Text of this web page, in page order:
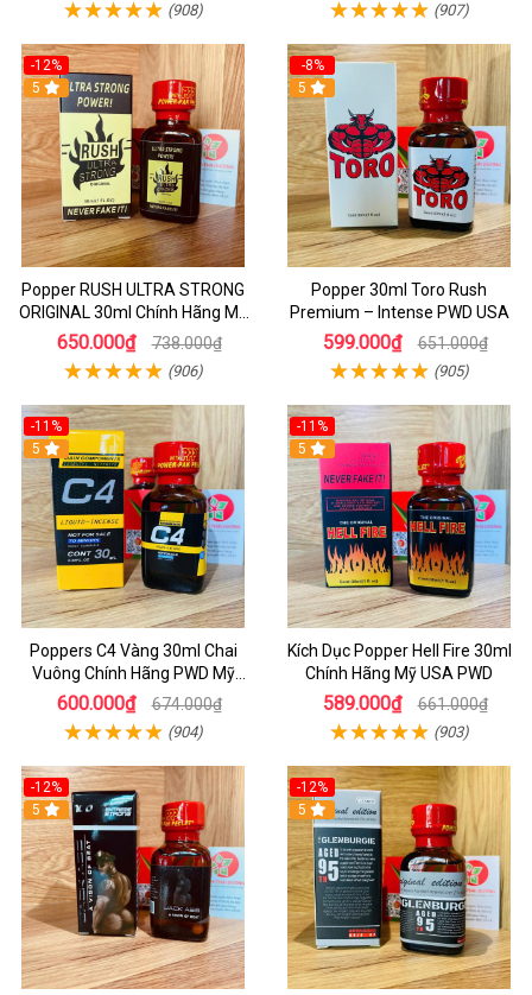
(908) (907)
-12%
5
Popper RUSH ULTRA STRONG
ORIGINAL 30ml Chính Hãng Mỹ
PWD - Tăng Khoái Cảm Mạnh
650.000₫ 738.000₫
(906)
-8%
5
Popper 30ml Toro Rush
Premium – Intense PWD USA
599.000₫ 651.000₫
(905)
-11%
5
Poppers C4 Vàng 30ml Chai
Vuông Chính Hãng PWD Mỹ
Tăng Hưng Phấn Cho Top Bot
600.000₫ 674.000₫
(904)
-11%
5
Kích Dục Popper Hell Fire 30ml
Chính Hãng Mỹ USA PWD
589.000₫ 661.000₫
(903)
-12%
5
-12%
5